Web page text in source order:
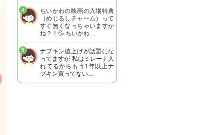
ちいかわの映画の入場特典
（めじるしチャーム）って
すぐ無くなっちゃいますか
ね？！💦 ちいかわ…
4
ナプキン値上げが話題にな
ってますが 私はミレーナ入
れてるからもう1年以上ナ
プキン買ってない…
5